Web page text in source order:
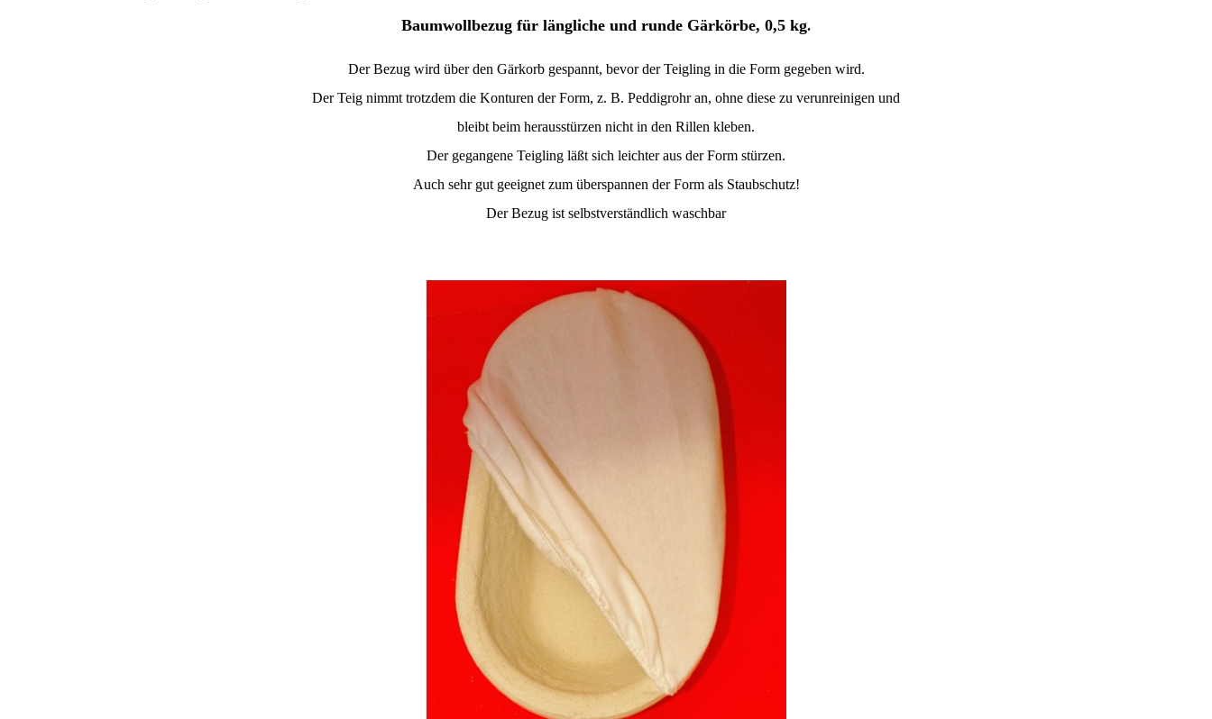
Baumwollbezug für längliche und runde Gärkörbe, 0,5 kg.
Der Bezug wird über den Gärkorb gespannt, bevor der Teigling in die Form gegeben wird.
Der Teig nimmt trotzdem die Konturen der Form, z. B. Peddigrohr an, ohne diese zu verunreinigen und
bleibt beim herausstürzen nicht in den Rillen kleben.
Der gegangene Teigling läßt sich leichter aus der Form stürzen.
Auch sehr gut geeignet zum überspannen der Form als Staubschutz!
Der Bezug ist selbstverständlich waschbar